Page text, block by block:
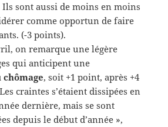
sont aussi de moins en moins
comme opportun de faire
(-3 points).
on remarque une légère
qui anticipent une
, soit +1 point, après +4
craintes s’étaient dissipées en
dernière, mais se sont
depuis le début d’année »,